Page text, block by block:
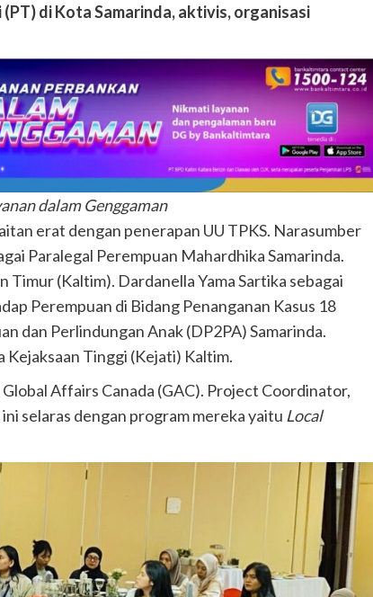
di Kota Samarinda, aktivis, organisasi
dalam Genggaman
erat dengan penerapan UU TPKS. Narasumber
Paralegal Perempuan Mahardhika Samarinda.
(Kaltim). Dardanella Yama Sartika sebagai
Perempuan di Bidang Penanganan Kasus 18
dan Perlindungan Anak (DP2PA) Samarinda.
Kejaksaan Tinggi (Kejati) Kaltim.
Affairs Canada (GAC). Project Coordinator,
selaras dengan program mereka yaitu Local